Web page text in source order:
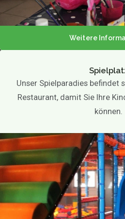
High
Tolle
Weitere
Unser Spielparadies befindet
Restaurant, damit Sie Ihre
können.